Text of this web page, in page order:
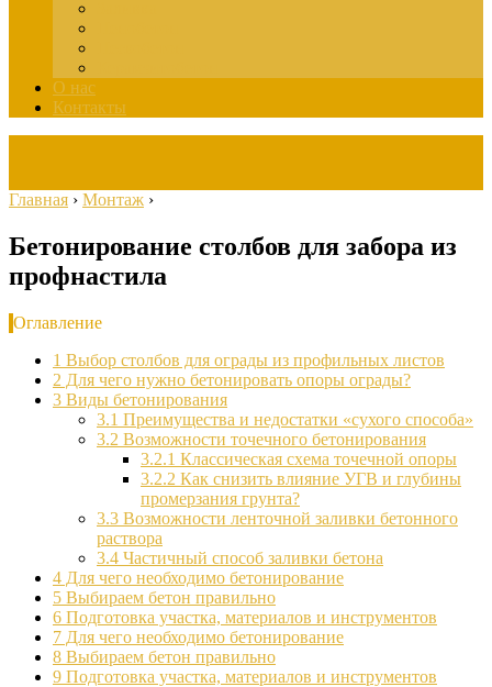
О нас
Контакты
Главная › Монтаж ›
Бетонирование столбов для забора из
профнастила
Оглавление
1 Выбор столбов для ограды из профильных листов
2 Для чего нужно бетонировать опоры ограды?
3 Виды бетонирования
3.1 Преимущества и недостатки «сухого способа»
3.2 Возможности точечного бетонирования
3.2.1 Классическая схема точечной опоры
3.2.2 Как снизить влияние УГВ и глубины
промерзания грунта?
3.3 Возможности ленточной заливки бетонного
раствора
3.4 Частичный способ заливки бетона
4 Для чего необходимо бетонирование
5 Выбираем бетон правильно
6 Подготовка участка, материалов и инструментов
7 Для чего необходимо бетонирование
8 Выбираем бетон правильно
9 Подготовка участка, материалов и инструментов